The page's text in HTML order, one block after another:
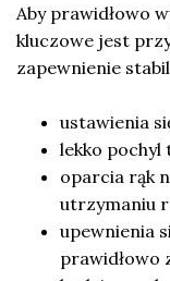
Aby prawidłowo
kluczowe jest
zapewnienie
ustawienia
lekko pochyl
oparcia rąk
utrzymaniu
upewnienia
prawidłowo